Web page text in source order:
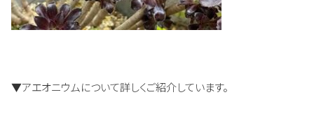
▼アエオニウムについて詳しくご紹介しています。